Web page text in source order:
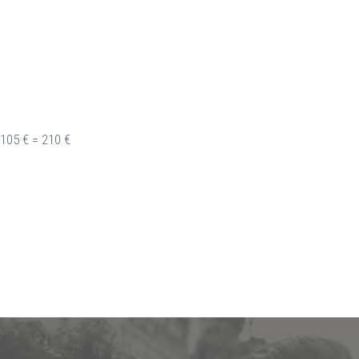
€ = 210 €